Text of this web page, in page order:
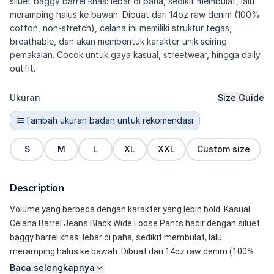
meramping halus ke bawah. Dibuat dari 14oz raw denim (100%
cotton, non-stretch), celana ini memiliki struktur tegas,
breathable, dan akan membentuk karakter unik seiring
pemakaian. Cocok untuk gaya kasual, streetwear, hingga daily
outfit.
Ukuran Size Guide
Tambah ukuran badan untuk rekomendasi
S M L XL XXL Custom size
Description
Volume yang berbeda dengan karakter yang lebih bold. Kasual
Celana Barrel Jeans Black Wide Loose Pants hadir dengan siluet
baggy barrel khas: lebar di paha, sedikit membulat, lalu
meramping halus ke bawah. Dibuat dari 14oz raw denim (100%
cotton, non-stretch), celana ini memiliki struktur tegas,
Baca selengkapnya